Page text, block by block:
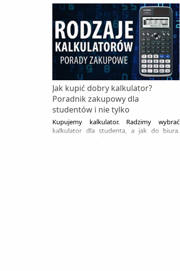
Jak kupić dobry kalkulator?
Poradnik zakupowy dla
studentów i nie tylko
Kupujemy kalkulator. Radzimy wybrać
kalkulator dla studenta, a jak do biura.